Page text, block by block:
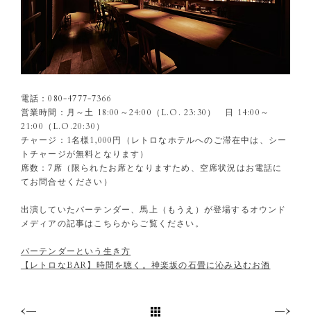
電話：080-4777-7366
営業時間：月～土 18:00～24:00（L.O. 23:30） 日 14:00～
21:00（L.O.20:30）
チャージ：1名様1,000円（レトロなホテルへのご滞在中は、シー
トチャージが無料となります）
席数：7席（限られたお席となりますため、空席状況はお電話に
てお問合せください）
出演していたバーテンダー、馬上（もうえ）が登場するオウンド
メディアの記事はこちらからご覧ください。
バーテンダーという生き方
【レトロなBAR】時間を聴く。神楽坂の石畳に沁み込むお酒